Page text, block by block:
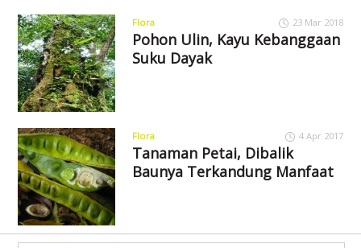
Flora 23 Mar 2018
Pohon Ulin, Kayu Kebanggaan
Suku Dayak
Flora 4 Apr 2017
Tanaman Petai, Dibalik
Baunya Terkandung Manfaat